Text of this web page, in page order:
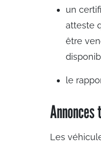
un
atteste
être
le
Les